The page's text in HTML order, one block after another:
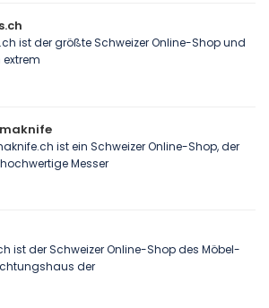
ist der größte Schweizer Online-Shop und
extrem
ist ein Schweizer Online-Shop, der
Messer
ist der Schweizer Online-Shop des Möbel-
der